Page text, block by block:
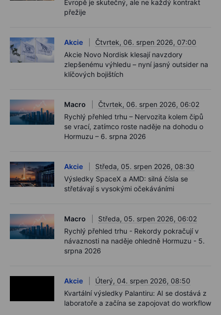
Evropě je skutečný, ale ne každý kontrakt
přežije
Akcie
Čtvrtek, 06. srpen 2026, 07:00
Akcie Novo Nordisk klesají navzdory
zlepšenému výhledu – nyní jasný outsider na
klíčových bojištích
Macro
Čtvrtek, 06. srpen 2026, 06:02
Rychlý přehled trhu – Nervozita kolem čipů
se vrací, zatímco roste naděje na dohodu o
Hormuzu – 6. srpna 2026
Akcie
Středa, 05. srpen 2026, 08:30
Výsledky SpaceX a AMD: silná čísla se
střetávají s vysokými očekáváními
Macro
Středa, 05. srpen 2026, 06:02
Rychlý přehled trhu - Rekordy pokračují v
návaznosti na naděje ohledně Hormuzu - 5.
srpna 2026
Akcie
Úterý, 04. srpen 2026, 08:50
Kvartální výsledky Palantiru: AI se dostává z
laboratoře a začína se zapojovat do workflow